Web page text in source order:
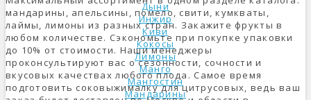
Дыни
Инжир
Киви
Кокосы
Лимоны
Манго
Мангостин
Мандарины
мандарины, апельсины, помело, свити, кумкваты,
лаймы, лимоны из разных стран. Закажите фрукты в
любом количестве. Сэкономьте при покупке упаковки
до 10% от стоимости. Наши менеджеры
проконсультируют вас о сезонности, сочности и
вкусовых качествах любого плода. Самое время
подготовить соковыжималку для цитрусовых, ведь ваш